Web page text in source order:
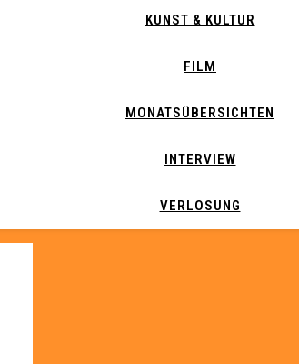
KUNST & KULTUR
FILM
MONATSÜBERSICHTEN
INTERVIEW
VERLOSUNG